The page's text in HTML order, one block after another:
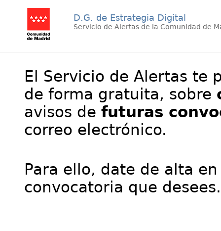
D.G. de Estrategia Digital
Servicio de Alertas de la Comunidad de
El Servicio de Alertas te
de forma gratuita, sobre
avisos de futuras
correo electrónico.
Para ello, date de alta
convocatoria que desees.